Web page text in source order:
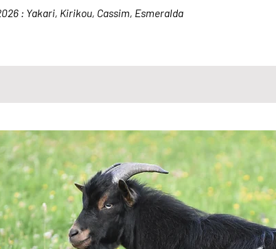
: Yakari, Kirikou, Cassim, Esmeralda